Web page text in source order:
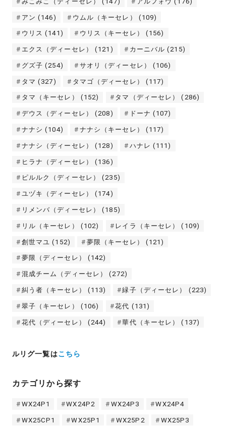
アン (146) ウムル（キーセレ） (109)
ウリス (141) ウリス（キーセレ） (156)
エクス（ディーセレ） (121) カーニバル (215)
グズ子 (254) サオリ（ディーセレ） (106)
タマ (327) タマゴ（ディーセレ） (117)
タマ（キーセレ） (152) タマ（ディーセレ） (286)
デウス（ディーセレ） (208) ドーナ (107)
ナナシ (104) ナナシ（キーセレ） (117)
ナナシ（ディーセレ） (128) ハナレ (111)
ヒラナ（ディーセレ） (136)
ピルルク（ディーセレ） (235)
ユヅキ（ディーセレ） (174)
リメンバ（ディーセレ） (185)
リル（キーセレ） (102) レイラ（キーセレ） (109)
創世マユ (152) 夢限（キーセレ） (121)
夢限（ディーセレ） (142)
混成チーム（ディーセレ） (272)
糾う者（キーセレ） (113) 緑子（ディーセレ） (223)
翠子（キーセレ） (106) 花代 (131)
花代（ディーセレ） (244) 華代（キーセレ） (137)
ルリグ一覧はこちら
カテゴリから探す
WX24P1 WX24P2 WX24P3 WX24P4
WX25CP1 WX25P1 WX25P2 WX25P3